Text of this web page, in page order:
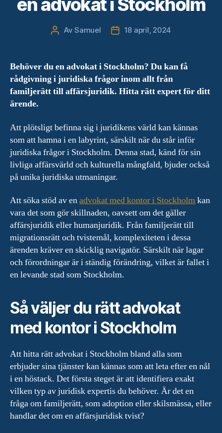
en advokat i Stockholm
Inläggsförfattare
AvSamuel Inläggsdatum
18 april, 2024
Behöver du en advokat i Stockholm? Du kan få
rådgivning i juridiska frågor inom allt från
familjerätt till affärsjuridik. Hitta rätt expert för ditt
ärende.
Att plötsligt befinna sig i juridikens värld kan kännas
som att hamna i en labyrint, särskilt när du står inför
juridiska frågor i Stockholm. Denna stad, känd för sin
livliga affärsvärld och kulturella mångfald, bjuder också
på unika juridiska utmaningar.
Att söka stöd av enadvokat med kontor i Stockholmkan
vara det som gör skillnaden, oavsett om det gäller
affärsjuridik eller humanjuridik. Från familjerätt till
migrationsrätt och tvistemål, komplexiteten i dessa
ärenden kräver en skicklig navigatör. Särskilt när lagar
och förordningar är i ständig förändring, vilket är fallet i
en levande stad som Stockholm.
Så väljer du rätt advokat
med kontor i Stockholm
Att hitta rätt advokat i Stockholm bland alla som
erbjuder sina tjänster kan kännas som att leta efter en nål
i en höstack. Det första steget är att identifiera exakt
vilken typ av juridisk expertis du behöver. Är det en
fråga om familjerätt, som adoption eller skilsmässa, eller
handlar det om en affärsjuridisk tvist?